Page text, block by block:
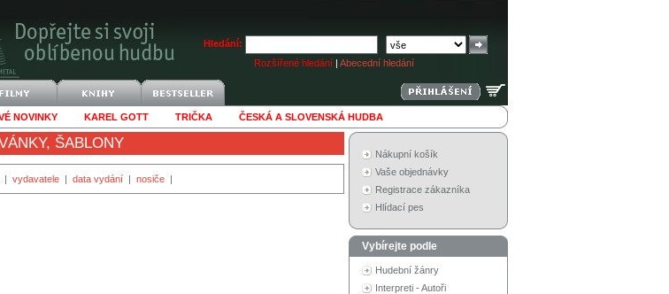
Hledání:
Rozšířené hledání | Abecední hledání
NOVINKY KAREL GOTT TRIČKA ČESKÁ A SLOVENSKÁ HUDBA
ŠABLONY
| vydavatele | data vydání | nosiče |
Nákupní košík
Vaše objednávky
Registrace zákazníka
Hlídací pes
Vybírejte podle
Hudební žánry
Interpreti - Autoři